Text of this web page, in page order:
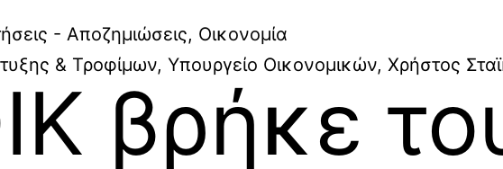
- Αποζημιώσεις, Οικονομία
& Τροφίμων, Υπουργείο Οικονομικών, Χρήστος
βρήκε